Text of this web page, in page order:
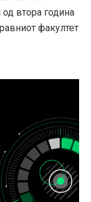
втора година
факултет